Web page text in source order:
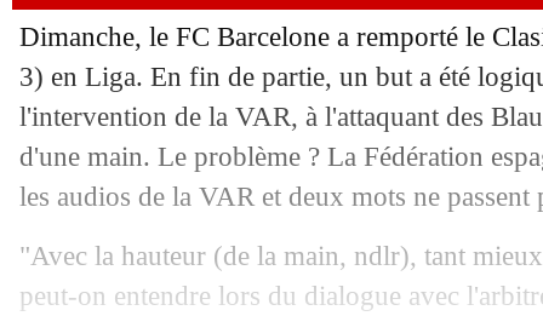
Dimanche, le FC Barcelone a remporté le
3) en Liga. En fin de partie, un but a été
l'intervention de la VAR, à l'attaquant des
d'une main. Le problème ? La Fédération
les audios de la VAR et deux mots ne
"Avec la hauteur (de la main, ndlr), tant
peut-on entendre lors du dialogue avec
12/05 OM : Zarrak chambre le président du
12/05 Strasbourg: Palace pense aussi à
12/05 Liverpool: Robertson soutient
12/05 Real: la défense, le rappel d'Ancelotti